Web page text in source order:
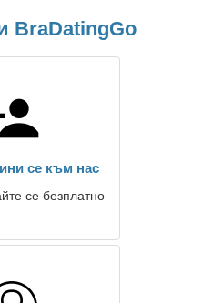
BraDatingGo
се към нас
се безплатно